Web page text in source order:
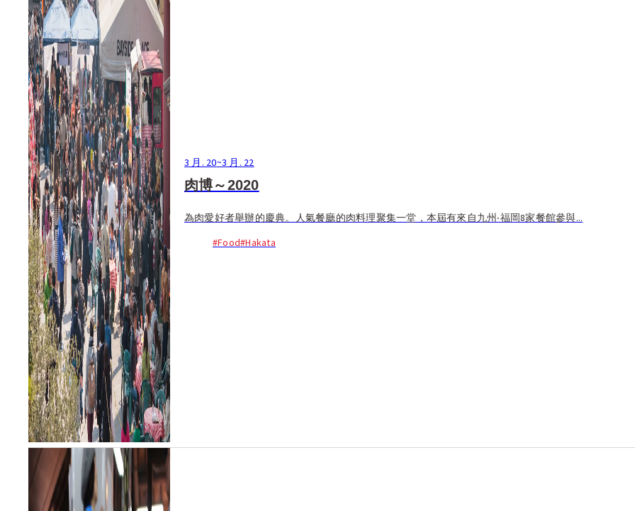
3 月. 20~3 月. 22
肉博～2020
為肉愛好者舉辦的慶典。人氣餐廳的肉料理聚集一堂，本屆有來自九州‧福岡8家餐館參與...
#Food#Hakata